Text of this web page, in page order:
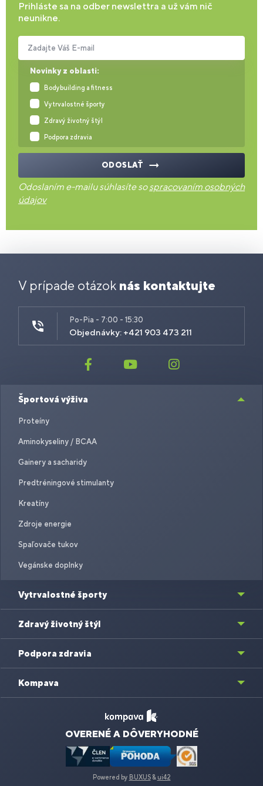
Prihláste sa na odber newslettra a už vám nič
neunikne.
Novinky z oblasti:
Bodybuilding a fitness
Vytrvalostné športy
Zdravý životný štýl
Podpora zdravia
Zadajte Váš E-mail
ODOSLAŤ
Odoslaním e-mailu súhlasíte sospracovaním osobných
údajov
V prípade otázok nás kontaktujte
Po-Pia - 7:00 - 15:30
Objednávky: +421 903 473 211
Športová výživa
Proteíny
Aminokyseliny / BCAA
Gainery a sacharidy
Predtréningové stimulanty
Kreatíny
Zdroje energie
Spaľovače tukov
Vegánske doplnky
Vytrvalostné športy
Zdravý životný štýl
Podpora zdravia
Kompava
OVERENÉ A DÔVERYHODNÉ
Powered by BUXUS& ui42